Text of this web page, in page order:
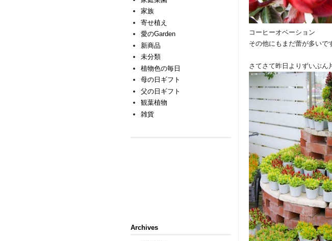
コーヒーオベーション
その他にもまだ蕾が多いで
さてさて昨日よりずいぶん
家族
寄せ植え
愛のGarden
新商品
未分類
植物色の毎日
母の日ギフト
父の日ギフト
観葉植物
雑貨
Archives